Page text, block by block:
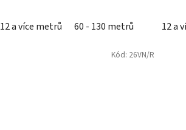
12 a více metrů 60 - 130 metrů 12 a
Kód: 26VN/R